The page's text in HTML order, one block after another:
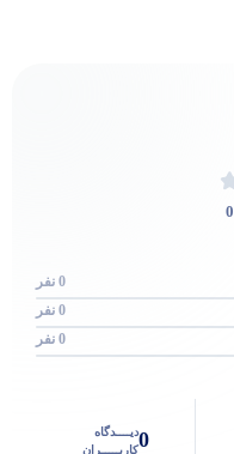
0
0 نفر
0 نفر
0 نفر
0دیــــدگاه
کاربـــــران